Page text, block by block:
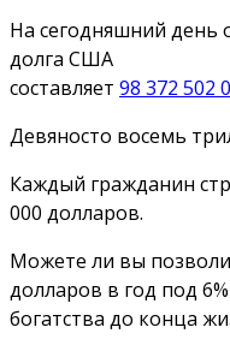
На сегодняшний день
долга США
составляет 98 372 502
Девяносто восемь
Каждый гражданин
000 долларов.
Можете ли вы
долларов в год под
богатства до конца